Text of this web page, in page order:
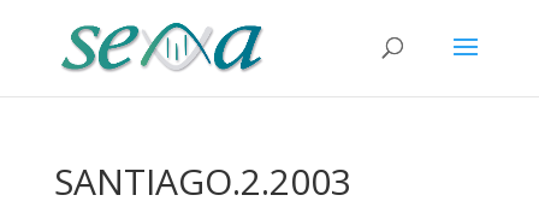
SANTIAGO.2.2003